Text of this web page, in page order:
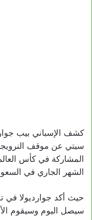
كشف الإسباني بيب
سيتي عن موقف
المشاركة في كأس
الشهر الجاري في
حيث أكد جوارديولا في
سيصل اليوم وسيقوم